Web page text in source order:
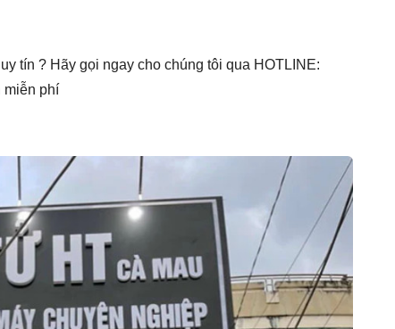
tín ? Hãy gọi ngay cho chúng tôi qua HOTLINE:
miễn phí